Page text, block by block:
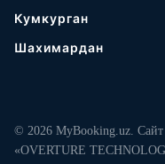
Кумкурган
Шахимардан
© 2026 MyBooking.uz.
«OVERTURE